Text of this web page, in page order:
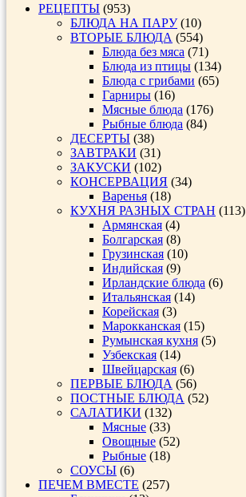
РЕЦЕПТЫ (953)
БЛЮДА НА ПАРУ(10)
ВТОРЫЕ БЛЮДА (554)
Блюда без мяса (71)
Блюда из птицы (134)
Блюда с грибами (65)
Гарниры (16)
Мясные блюда (176)
Рыбные блюда (84)
ДЕСЕРТЫ (38)
ЗАВТРАКИ (31)
ЗАКУСКИ (102)
КОНСЕРВАЦИЯ (34)
Варенья (18)
КУХНЯ РАЗНЫХ СТРАН (113)
Армянская (4)
Болгарская (8)
Грузинская (10)
Индийская (9)
Ирландские блюда (6)
Итальянская (14)
Корейская (3)
Марокканская (15)
Румынская кухня (5)
Узбекская (14)
Швейцарская (6)
ПЕРВЫЕ БЛЮДА (56)
ПОСТНЫЕ БЛЮДА (52)
САЛАТИКИ (132)
Мясные (33)
Овощные (52)
Рыбные (18)
СОУСЫ (6)
ПЕЧЕМ ВМЕСТЕ (257)